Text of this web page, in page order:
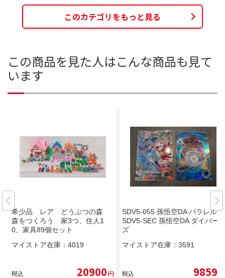
このカテゴリをもっと見る
この商品を見た人はこんな商品も見て
います
希少品 レア どうぶつの森
森をつくろう 家3つ、住人1
0、家具89個セット
マイストア在庫： 4019
税込 20900円
SDV5-055 孫悟空DA パラレル
SDV5-SEC 孫悟空DA ダイバー
ズ
マイストア在庫： 3591
税込 9859